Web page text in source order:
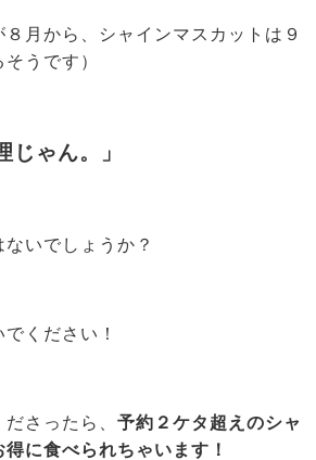
８月から、シャインマスカットは９
うです）
じゃん。」
いでしょうか？
ください！
さったら、 予約２ケタ超えのシャ
に食べられちゃいます！